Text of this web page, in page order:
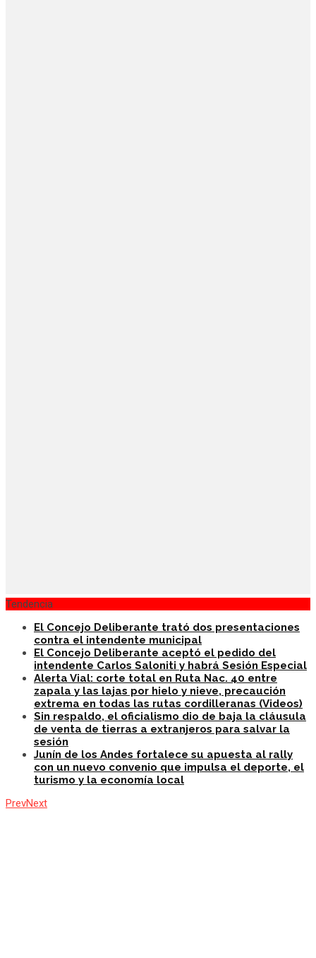
Tendencia
El Concejo Deliberante trató dos presentaciones
contra el intendente municipal
El Concejo Deliberante aceptó el pedido del
intendente Carlos Saloniti y habrá Sesión Especial
Alerta Vial: corte total en Ruta Nac. 40 entre
zapala y las lajas por hielo y nieve, precaución
extrema en todas las rutas cordilleranas (Videos)
Sin respaldo, el oficialismo dio de baja la cláusula
de venta de tierras a extranjeros para salvar la
sesión
Junín de los Andes fortalece su apuesta al rally
con un nuevo convenio que impulsa el deporte, el
turismo y la economía local
PrevNext